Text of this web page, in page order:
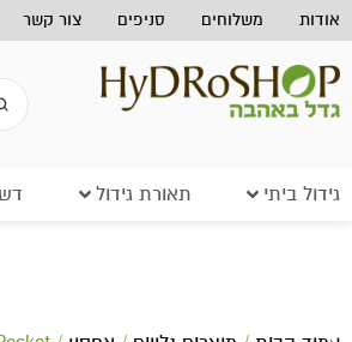
אודות משלוחים סניפים צור קשר
גידול ביתי תאורת גידול